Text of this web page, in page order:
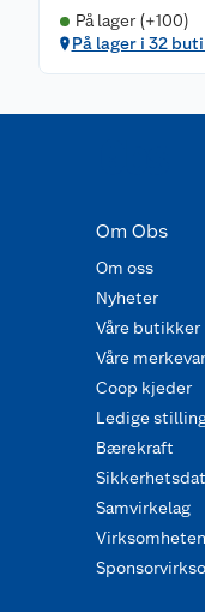
På lager (+100)
På lager i 32
Om Obs
Om oss
Nyheter
Våre butikker
Våre
Coop kjeder
Ledige
Bærekraft
Samvirkelag
Virksomheten